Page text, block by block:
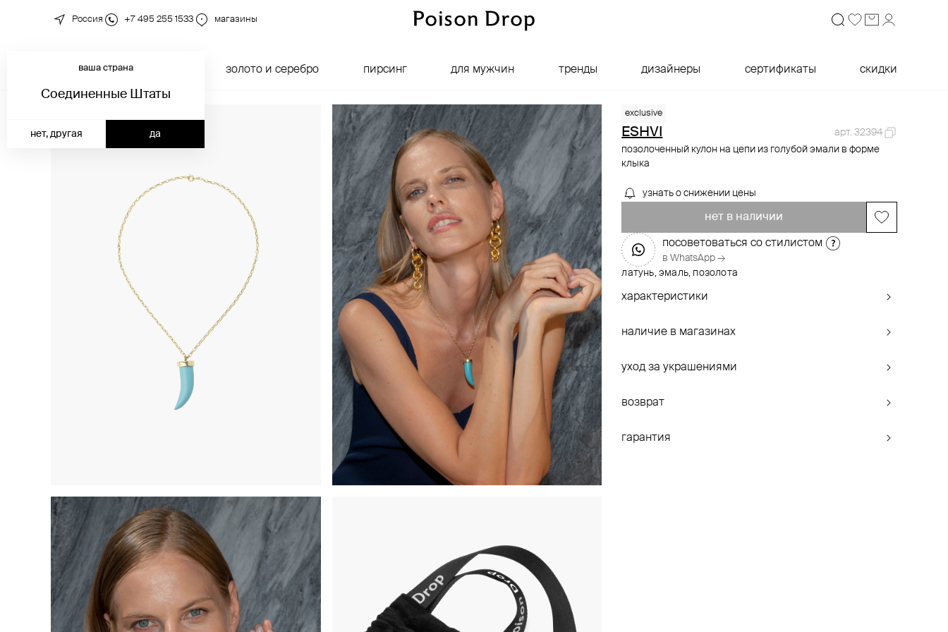
Россия +7 495 255 1533 магазины
новинки золото и серебро пирсинг для мужчин тренды дизайнеры сертификаты скидки
ваша страна
Соединенные Штаты
да
нет, другая
exclusive
ESHVI
арт. 32394
позолоченный кулон на цепи из голубой эмали в форме
клыка
узнать о снижении цены
нет в наличии
посоветоваться со стилистом
в WhatsApp →
латунь, эмаль, позолота
характеристики
наличие в магазинах
уход за украшениями
возврат
гарантия